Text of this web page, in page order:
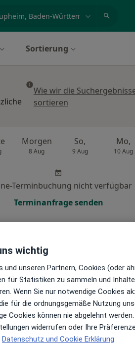
Sortierung
Wie wir die
sortieren
Morgen
8 Aug
So,
9 Aug
Mo,
10 Aug
Terminbuchung nicht verfügbar
Terminanfrage senden
Morgen
8 Aug
So,
9 Aug
Mo,
10 Aug
Terminbuchung nicht verfügbar
Terminanfrage senden
wichtig
unseren Partnern, Cookies (oder
für Statistiken zu sammeln und
Wenn Sie nur notwendige Cookies
für die ordnungsgemäße Nutzung
Cookies können nie abgelehnt werden.
widerrufen oder Ihre
Datenschutz und Cookie Erklärung